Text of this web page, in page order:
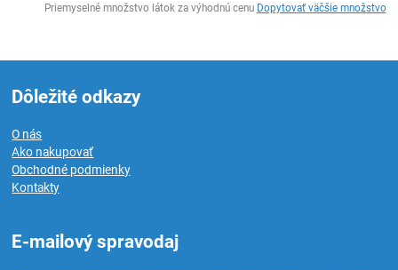
Priemyselné množstvo látok za výhodnú cenu Dopytovať väčšie množstvo
Dôležité odkazy
O nás
Ako nakupovať
Obchodné podmienky
Kontakty
E-mailový spravodaj